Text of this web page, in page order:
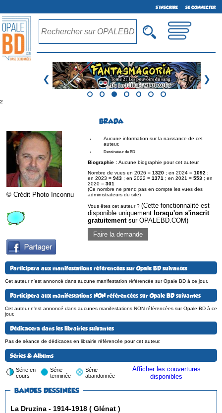
S'INSCRIRE SE CONNECTER
❮ ❯
²
BRADA
© Crédit Photo Inconnu
Aucune information sur la naissance de cet
auteur.
Dessinateur de BD
Biographie : Aucune biographie pour cet auteur.
Nombre de vues en 2026 = 1320 ; en 2024 = 1092 ;
en 2023 = 943 ; en 2022 = 1371 ; en 2021 = 553 ; en
2020 = 301
(Ce nombre ne prend pas en compte les vues des
administrateurs du site)
Vous êtes cet auteur ? (Cette fonctionnalité est
disponible uniquement lorsqu'on s'inscrit
gratuitementsur OPALEBD.COM)
Faire la demande
Participera aux manifestations référencées sur Opale BD suivantes
Cet auteur n'est annoncé dans aucune manifestation référencée sur Opale BD à ce jour.
Participera aux manifestations NON référencées sur Opale BD suivantes
Cet auteur n'est annoncé dans aucunes manifestations NON référencées sur Opale BD à ce
jour.
Dédicacera dans les librairies suivantes
Pas de séance de dédicaces en librairie référencée pour cet auteur.
Séries & Albums
Série en
cours
Série
terminée
Série
abandonnée
Afficher les couvertures
disponibles
BANDES DESSINÉES
La Druzina - 1914-1918 ( Glénat )